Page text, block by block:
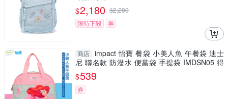
$2,180 $2,280
限時下殺
券
商店 impact 怡寶 餐袋 小美人魚 午餐袋 迪士
尼 聯名款 防潑水 便當袋 手提袋 IMDSN05 得
意時袋
$539
券